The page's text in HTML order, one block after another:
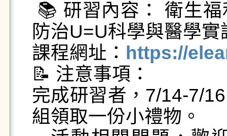
防治U=U科學與醫學
課程網址： https://
📝 注意事項：
完成研習者，7/14-7/
組領取一份小禮物。